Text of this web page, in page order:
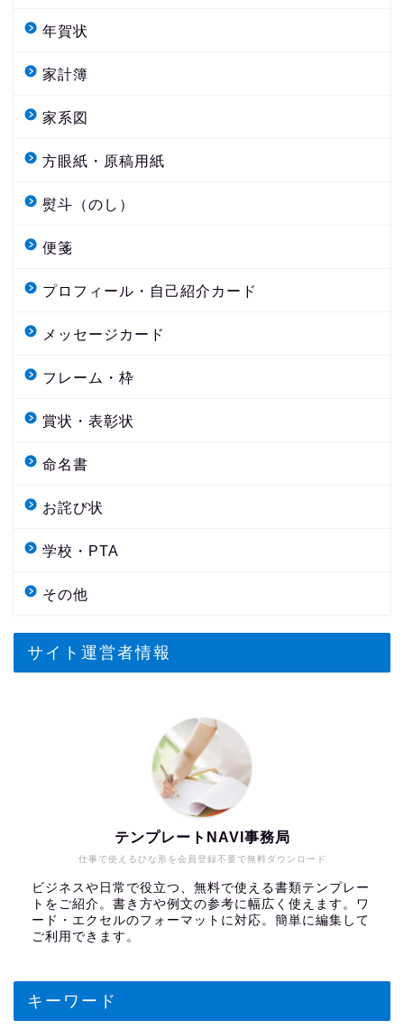
年賀状
家計簿
家系図
方眼紙・原稿用紙
熨斗（のし）
便箋
プロフィール・自己紹介カード
メッセージカード
フレーム・枠
賞状・表彰状
命名書
お詫び状
学校・PTA
その他
サイト運営者情報
仕事で使えるひな形を会員登録不要で無料ダウンロード
テンプレートNAVI事務局
ビジネスや日常で役立つ、無料で使える書類テンプレー
トをご紹介。書き方や例文の参考に幅広く使えます。ワ
ード・エクセルのフォーマットに対応。簡単に編集して
ご利用できます。
キーワード